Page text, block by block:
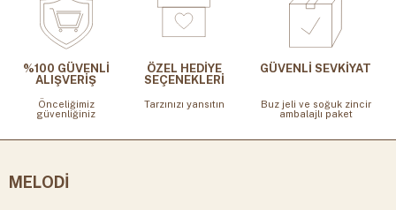
%100 GÜVENLİ
ALIŞVERİŞ
Önceliğimiz
güvenliğiniz
ÖZEL HEDİYE
SEÇENEKLERİ
Tarzınızı yansıtın
GÜVENLİ SEVKİYAT
Buz jeli ve soğuk zincir
ambalajlı paket
MELODİ